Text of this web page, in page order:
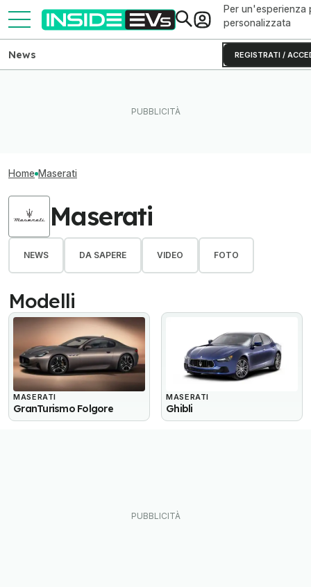
Per un'esperienza
personalizzata
REGISTRATI /
News
Home Maserati
Maserati
NEWS DA SAPERE VIDEO FOTO
Modelli
MASERATI
GranTurismo Folgore
MASERATI
Ghibli